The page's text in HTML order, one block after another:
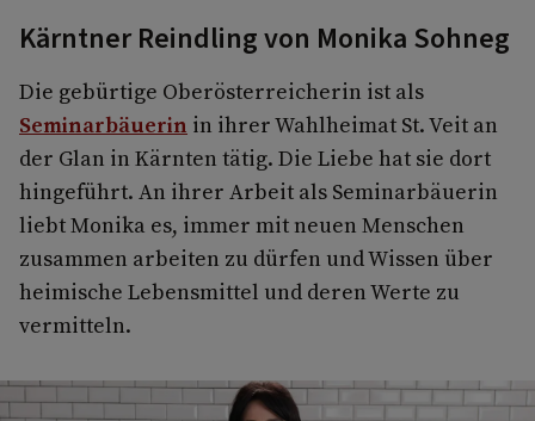
Kärntner Reindling von Monika Sohneg
Die gebürtige Oberösterreicherin ist als
Seminarbäuerin in ihrer Wahlheimat St. Veit an
der Glan in Kärnten tätig. Die Liebe hat sie dort
hingeführt. An ihrer Arbeit als Seminarbäuerin
liebt Monika es, immer mit neuen Menschen
zusammen arbeiten zu dürfen und Wissen über
heimische Lebensmittel und deren Werte zu
vermitteln.